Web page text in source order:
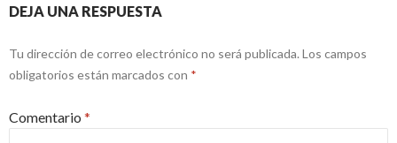
DEJA UNA RESPUESTA
Tu dirección de correo electrónico no será publicada. Los campos
obligatorios están marcados con *
Comentario *